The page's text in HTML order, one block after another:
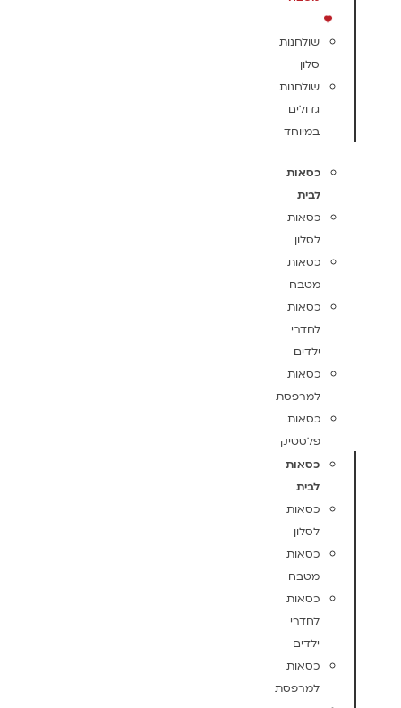
שולחנות
סלון
שולחנות
גדולים
במיוחד
כסאות
לבית
כסאות
לסלון
כסאות
מטבח
כסאות
לחדרי
ילדים
כסאות
למרפסת
כסאות
פלסטיק
כסאות
לבית
כסאות
לסלון
כסאות
מטבח
כסאות
לחדרי
ילדים
כסאות
למרפסת